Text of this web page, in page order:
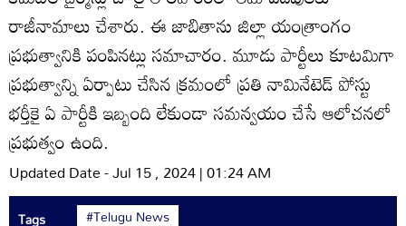
రాజీనామాలు చేశారు. ఈ జాబితాను జిల్లా యంత్రాంగం
ప్రభుత్వానికి పంపినట్లు సమాచారం. మూడు పార్టీలు కూటమిగా
ప్రభుత్వాన్ని ఏర్పాటు చేసిన క్రమంలో ప్రతి నామినేటెడ్‌ పోస్టు
భర్తీకై ఏ పార్టీకి ఇబ్బంది లేకుండా సమన్వయం చేసే ఆలోచనలో
ప్రభుత్వం ఉంది.
Updated Date - Jul 15 , 2024 | 01:24 AM
Tags #Telugu News